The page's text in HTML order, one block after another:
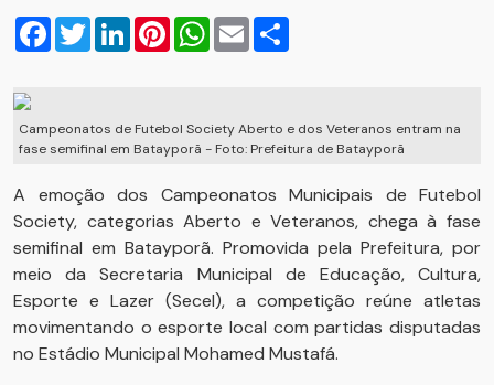
Facebook
TwitterLinkedInPinterestWhatsApp
Email
Campeonatos de Futebol Society Aberto e dos Veteranos entram na
fase semifinal em Batayporã - Foto: Prefeitura de Batayporã
A emoção dos Campeonatos Municipais de Futebol
Society, categorias Aberto e Veteranos, chega à fase
semifinal em Batayporã. Promovida pela Prefeitura, por
meio da Secretaria Municipal de Educação, Cultura,
Esporte e Lazer (Secel), a competição reúne atletas
movimentando o esporte local com partidas disputadas
no Estádio Municipal Mohamed Mustafá.